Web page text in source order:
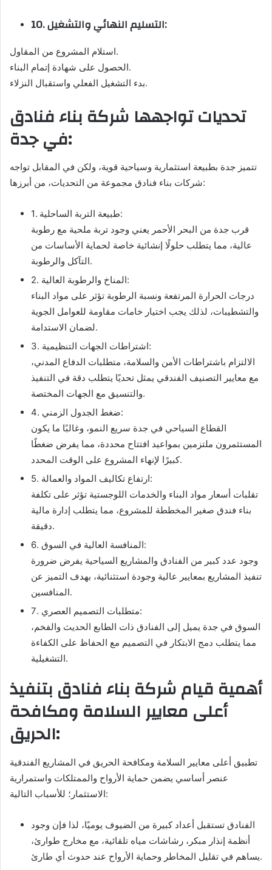
10. التسليم النهائي والتشغيل:
استلام المشروع من المقاول.
الحصول على شهادة إتمام البناء.
بدء التشغيل الفعلي واستقبال النزلاء.
تحديات تواجهها شركة بناء فنادق
في جدة:
تتميز جدة بطبيعة استثمارية وسياحية قوية، ولكن في المقابل تواجه
شركات بناء فنادق مجموعة من التحديات، من أبرزها:
1. طبيعة التربة الساحلية:
قرب جدة من البحر الأحمر يعني وجود تربة ملحية مع رطوبة
عالية، مما يتطلب حلولًا إنشائية خاصة لحماية الأساسات من
التآكل والرطوبة.
2. المناخ والرطوبة العالية:
درجات الحرارة المرتفعة ونسبة الرطوبة تؤثر على مواد البناء
والتشطيبات، لذلك يجب اختيار خامات مقاومة للعوامل الجوية
لضمان الاستدامة.
3. اشتراطات الجهات التنظيمية:
الالتزام باشتراطات الأمن والسلامة، متطلبات الدفاع المدني،
مع معايير التصنيف الفندقي يمثل تحديًا يتطلب دقة في التنفيذ
والتنسيق مع الجهات المختصة.
4. ضغط الجدول الزمني:
القطاع السياحي في جدة سريع النمو، وغالبًا ما يكون
المستثمرون ملتزمين بمواعيد افتتاح محددة، مما يفرض ضغطًا
كبيرًا لإنهاء المشروع على الوقت المحدد.
5. ارتفاع تكاليف المواد والعمالة:
تقلبات أسعار مواد البناء والخدمات اللوجستية تؤثر على تكلفة
بناء فندق صغير المخططة للمشروع، مما يتطلب إدارة مالية
دقيقة.
6. المنافسة العالية في السوق:
وجود عدد كبير من الفنادق والمشاريع السياحية يفرض ضرورة
تنفيذ المشاريع بمعايير عالية وجودة استثنائية، بهدف التميز عن
المنافسين.
7. متطلبات التصميم العصري:
السوق في جدة يميل إلى الفنادق ذات الطابع الحديث والفخم،
مما يتطلب دمج الابتكار في التصميم مع الحفاظ على الكفاءة
التشغيلية.
أهمية قيام شركة بناء فنادق بتنفيذ
أعلى معايير السلامة ومكافحة
الحريق:
تطبيق أعلى معايير السلامة ومكافحة الحريق في المشاريع الفندقية
عنصر أساسي يضمن حماية الأرواح والممتلكات واستمرارية
الاستثمار؛ للأسباب التالية:
الفنادق تستقبل أعداد كبيرة من الضيوف يوميًا، لذا فإن وجود
أنظمة إنذار مبكر، رشاشات مياه تلقائية، مع مخارج طوارئ،
يساهم في تقليل المخاطر وحماية الأرواح عند حدوث أي طارئ.